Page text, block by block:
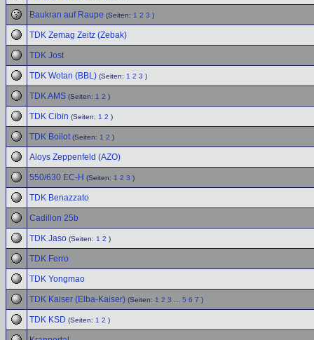
Baukran auf Raupe (Seiten: 1 2 3 )
TDK Zemag Zeitz (Zebak)
TDK Jost
TDK Wotan (BBL) (Seiten: 1 2 3 )
TDK AMS (Seiten: 1 2 )
TDK Cibin (Seiten: 1 2 )
TDK Boilot (Seiten: 1 2 )
Aloys Zeppenfeld (AZO)
550/630 EC-H (Seiten: 1 2 3 )
TDK Benazzato
Cadillon 25b
TDK Jaso (Seiten: 1 2 )
TDK Ferro
TDK Yongmao
TDK Kaiser (Elba-Kaiser) (Seiten: 1 2 3 5 6 7 )
TDK KSD (Seiten: 1 2 )